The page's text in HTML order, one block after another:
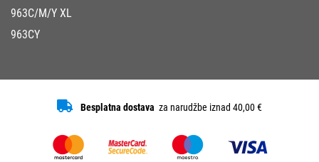
963C/M/Y XL
963CY
Besplatna dostava za narudžbe iznad 40,00 €